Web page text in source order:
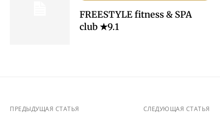
FREESTYLE fitness & SPA
club ★9.1
ПРЕДЫДУЩАЯ СТАТЬЯ СЛЕДУЮЩАЯ СТАТЬЯ